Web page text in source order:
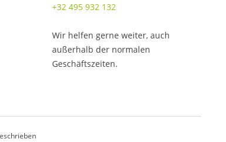
+32 495 932 132
Wir helfen gerne weiter, auch
außerhalb der normalen
Geschäftszeiten.